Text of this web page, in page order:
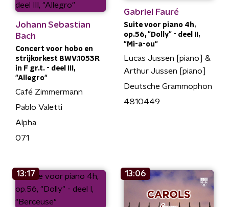
Johann Sebastian
Bach
Concert voor hobo en
strijkorkest BWV.1053R
in F gr.t. - deel III,
"Allegro"
Café Zimmermann
Pablo Valetti
Alpha
071
Gabriel Fauré
Suite voor piano 4h,
op.56, "Dolly" - deel II,
"Mi-a-ou"
Lucas Jussen [piano] &
Arthur Jussen [piano]
Deutsche Grammophon
4810449
13:17 13:06